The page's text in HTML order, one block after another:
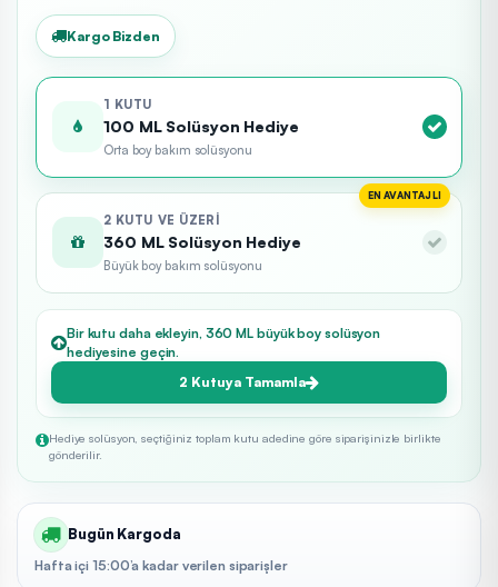
Kargo Bizden
1 KUTU
100 ML Solüsyon Hediye
Orta boy bakım solüsyonu
EN AVANTAJLI
2 KUTU VE ÜZERI
360 ML Solüsyon Hediye
Büyük boy bakım solüsyonu
Bir kutu daha ekleyin, 360 ML büyük boy solüsyon
hediyesine geçin.
2 Kutuya Tamamla
Hediye solüsyon, seçtiğiniz toplam kutu adedine göre siparişinizle birlikte
gönderilir.
Bugün Kargoda
Hafta içi 15:00’a kadar verilen siparişler